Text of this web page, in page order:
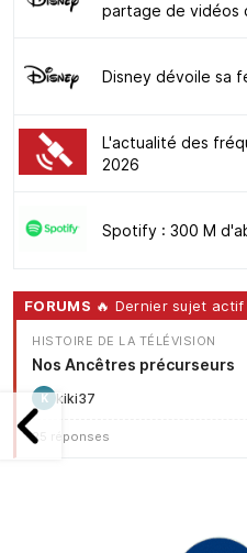
partage de vidéos
Disney dévoile sa
L'actualité des
2026
Spotify : 300 M
FORUMS 🔥 Dernier sujet actif
HISTOIRE DE LA TÉLÉVISION
Nos Ancêtres précurseurs
K kiki37
25 réponses